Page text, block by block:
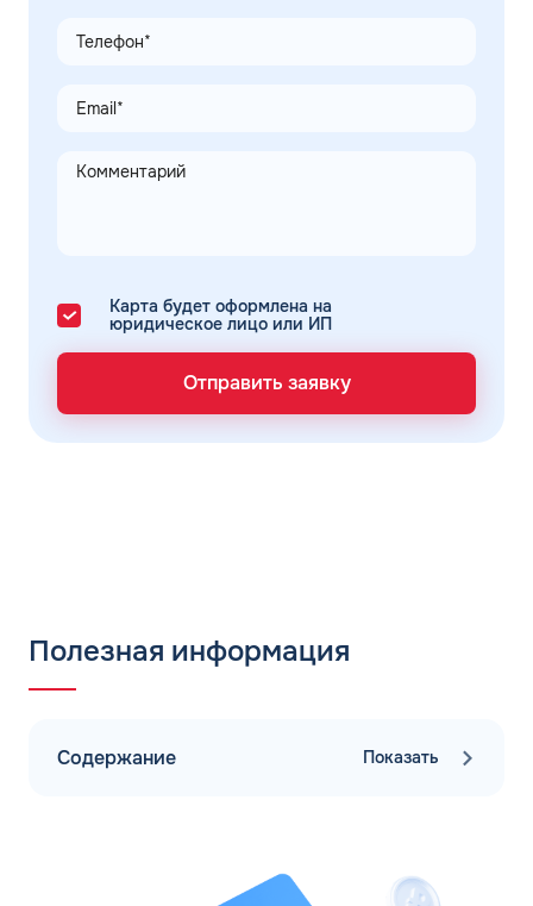
Карта будет оформлена на
юридическое лицо или ИП
Отправить заявку
Полезная информация
Содержание Показать